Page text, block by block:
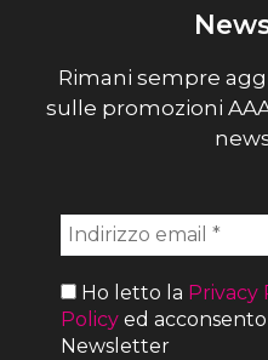
Rimani sempre
sulle promozioni
Ho letto la Privacy
Policy ed
Newsletter